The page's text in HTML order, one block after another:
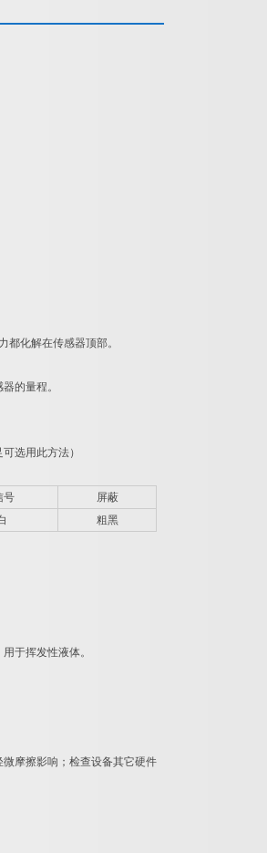
化解在传感器顶部。
的量程。
选用此方法）
号
屏蔽
粗黑
于挥发性液体。
摩擦影响；检查设备其它硬件